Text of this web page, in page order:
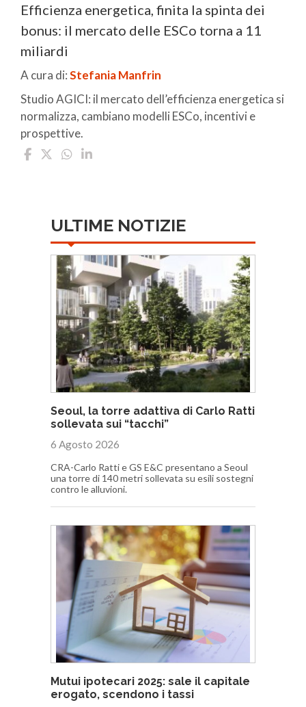
Efficienza energetica, finita la spinta dei
bonus: il mercato delle ESCo torna a 11
miliardi
A cura di:Stefania Manfrin
Studio AGICI: il mercato dell’efficienza energetica si
normalizza, cambiano modelli ESCo, incentivi e
prospettive.
ULTIME NOTIZIE
Seoul, la torre adattiva di Carlo Ratti
sollevata sui “tacchi”
6 Agosto 2026
CRA-Carlo Ratti e GS E&C presentano a Seoul
una torre di 140 metri sollevata su esili sostegni
contro le alluvioni.
Mutui ipotecari 2025: sale il capitale
erogato, scendono i tassi